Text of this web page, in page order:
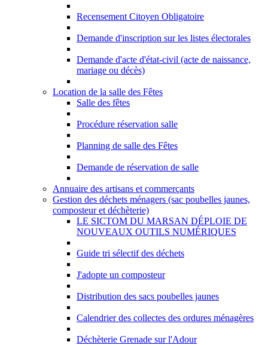
Recensement Citoyen Obligatoire
Demande d'inscription sur les listes électorales
Demande d'acte d'état-civil (acte de naissance,
mariage ou décès)
Location de la salle des Fêtes
Salle des fêtes
Procédure réservation salle
Planning de salle des Fêtes
Demande de réservation de salle
Annuaire des artisans et commerçants
Gestion des déchets ménagers (sac poubelles jaunes,
composteur et déchèterie)
LE SICTOM DU MARSAN DÉPLOIE DE
NOUVEAUX OUTILS NUMÉRIQUES
Guide tri sélectif des déchets
J'adopte un composteur
Distribution des sacs poubelles jaunes
Calendrier des collectes des ordures ménagères
Déchèterie Grenade sur l'Adour